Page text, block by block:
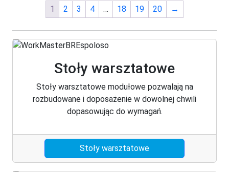
1 2 3 4 … 18 19 20 →
Stoły warsztatowe
Stoły warsztatowe modułowe pozwalają na
rozbudowane i doposażenie w dowolnej chwili
dopasowując do wymagań.
Stoły warsztatowe